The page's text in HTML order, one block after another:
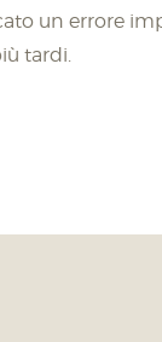
un errore
tardi.